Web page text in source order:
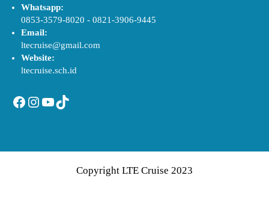
Whatsapp:
0853-3579-8020 - 0821-3906-9445
Email:
ltecruise@gmail.com
Website:
ltecruise.sch.id
Facebook
Instagram
YouTube
TikTok
Copyright LTE Cruise 2023